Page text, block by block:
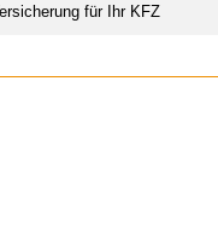
für Ihr KFZ